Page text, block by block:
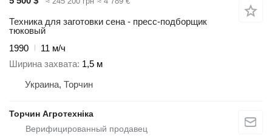
Техника для заготовки сена - пресс-подборщик
тюковый
1990
11 м/ч
Ширина захвата 1,5 м
Украина, Торчин
Торчин Агротехніка